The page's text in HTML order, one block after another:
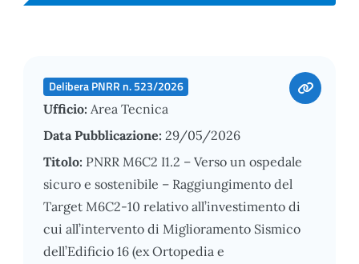
Delibera PNRR n. 523/2026
Ufficio: Area Tecnica
Data Pubblicazione: 29/05/2026
Titolo: PNRR M6C2 I1.2 – Verso un ospedale
sicuro e sostenibile – Raggiungimento del
Target M6C2-10 relativo all’investimento di
cui all’intervento di Miglioramento Sismico
dell’Edificio 16 (ex Ortopedia e